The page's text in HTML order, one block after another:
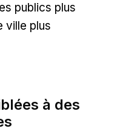
publics plus
ville plus
à des